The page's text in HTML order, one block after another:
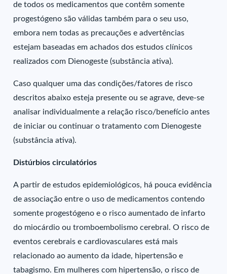
de todos os medicamentos que contêm somente
progestógeno são válidas também para o seu uso,
embora nem todas as precauções e advertências
estejam baseadas em achados dos estudos clínicos
realizados com Dienogeste (substância ativa).
Caso qualquer uma das condições/fatores de risco
descritos abaixo esteja presente ou se agrave, deve-se
analisar individualmente a relação risco/benefício antes
de iniciar ou continuar o tratamento com Dienogeste
(substância ativa).
Distúrbios circulatórios
A partir de estudos epidemiológicos, há pouca evidência
de associação entre o uso de medicamentos contendo
somente progestógeno e o risco aumentado de infarto
do miocárdio ou tromboembolismo cerebral. O risco de
eventos cerebrais e cardiovasculares está mais
relacionado ao aumento da idade, hipertensão e
tabagismo. Em mulheres com hipertensão, o risco de